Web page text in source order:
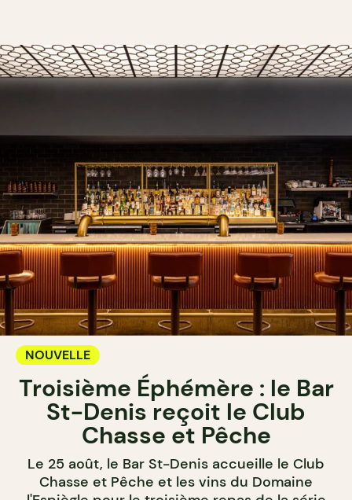
NOUVELLE
Troisième Éphémère : le Bar
St-Denis reçoit le Club
Chasse et Pêche
Le 25 août, le Bar St-Denis accueille le Club
Chasse et Pêche et les vins du Domaine